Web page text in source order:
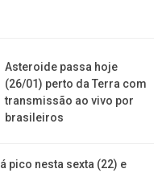
Asteroide passa hoje
(26/01) perto da Terra com
transmissão ao vivo por
brasileiros
pico nesta sexta (22) e